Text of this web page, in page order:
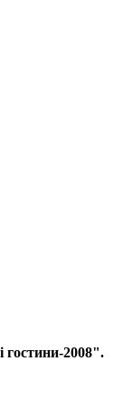
гостини-2008".